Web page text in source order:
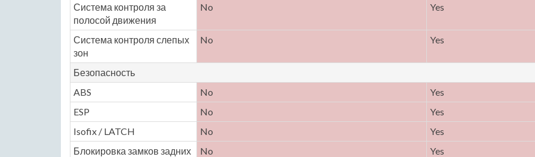
Система контроля за
полосой движения
No Yes
Система контроля слепых
зон
No Yes
Безопасность
ABS
No
Yes
ESP
No
Yes
Isofix / LATCH
No
Yes
Блокировка замков задних
No Yes